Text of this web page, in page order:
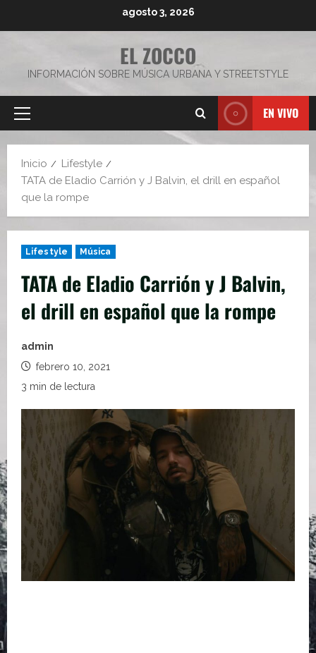
agosto 3, 2026
EL ZOCCO
INFORMACIÓN SOBRE MÚSICA URBANA Y STREETSTYLE
Menú
EN VIVO
Inicio
Lifestyle
TATA de Eladio Carrión y J Balvin, el drill en español
que la rompe
Lifestyle Música
TATA de Eladio Carrión y J Balvin,
el drill en español que la rompe
admin
febrero 10, 2021
3 min de lectura